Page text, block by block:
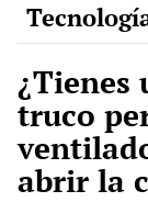
¿Tienes
truco
abrir la